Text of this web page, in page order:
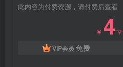
此内容为付费资源，请付费后查看
￥ 4￥
VIP会员 免费